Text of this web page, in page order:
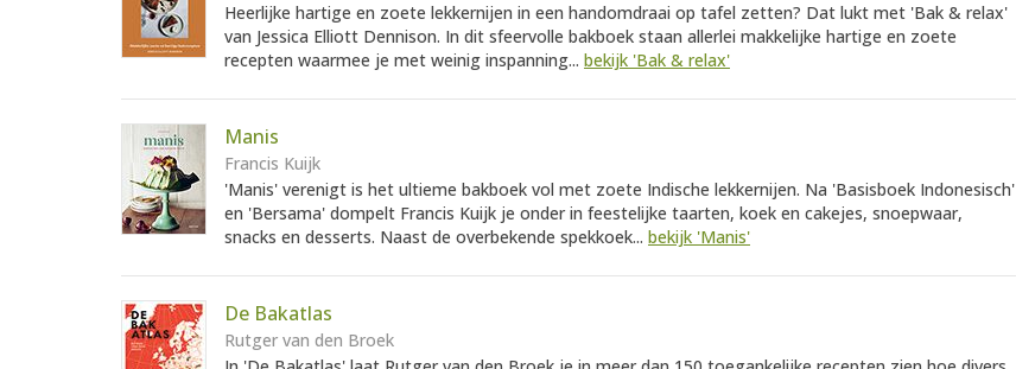
Heerlijke hartige en zoete lekkernijen in een handomdraai op tafel zetten? Dat lukt met 'Bak & relax'
van Jessica Elliott Dennison. In dit sfeervolle bakboek staan allerlei makkelijke hartige en zoete
recepten waarmee je met weinig inspanning... bekijk 'Bak & relax'
Manis
Francis Kuijk
'Manis' verenigt is het ultieme bakboek vol met zoete Indische lekkernijen. Na 'Basisboek Indonesisch'
en 'Bersama' dompelt Francis Kuijk je onder in feestelijke taarten, koek en cakejes, snoepwaar,
snacks en desserts. Naast de overbekende spekkoek... bekijk 'Manis'
De Bakatlas
Rutger van den Broek